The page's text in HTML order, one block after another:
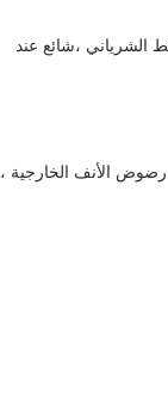
الشرياني ،شائع عند
الأنف الخارجية ،